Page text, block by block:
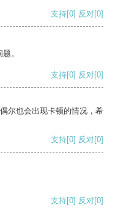
支持[0] 反对[0]
。
支持[0] 反对[0]
尔也会出现卡顿的情况，希
支持[0] 反对[0]
支持[0] 反对[0]